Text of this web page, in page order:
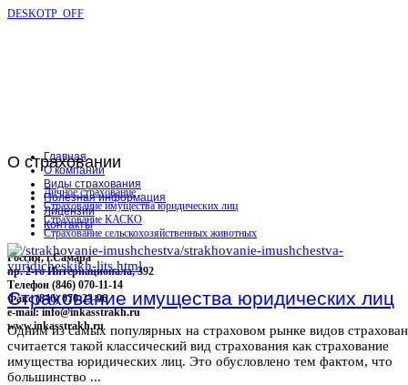
DESKOTP_OFF
О страховании
Личное страхование
Страхование имущества юридических лиц
Страхование КАСКО
Страхование сельскохозяйственных животных
Россия, г.Самара
пр. 2-го Интернационала, 392
Телефон (846) 070-11-14
Факс (846) 070-23-96
e-mail: info@inkasstrakh.ru
www.inkasstrakh.ru
Главная
О компании
Виды страхования
Полезная информация
Лицензии
Контакты
Страхование имущества юридических лиц
Одним из самых популярных на страховом рынке видов
считается такой классический вид страхования как страхование
имущества юридических лиц. Это обусловлено тем фактом, что
большинство ...